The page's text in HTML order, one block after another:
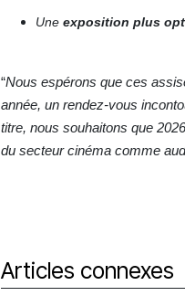
Une exposition plus
“Nous espérons que ces
année, un rendez-vous
titre, nous souhaitonsque
du secteur cinéma comme
Articles connexes